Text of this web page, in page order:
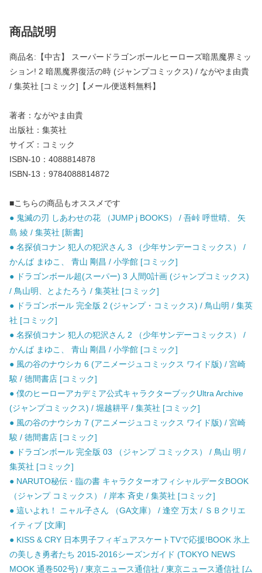
商品説明
商品名:【中古】 スーパードラゴンボールヒーローズ暗黒魔界ミッ
ション! 2 暗黒魔界復活の時 (ジャンプコミックス) / ながやま由貴
/ 集英社 [コミック]【メール便送料無料】
著者：ながやま由貴
出版社：集英社
サイズ：コミック
ISBN-10：4088814878
ISBN-13：9784088814872
■こちらの商品もオススメです
● 鬼滅の刃 しあわせの花 （JUMP j BOOKS） / 吾峠 呼世晴、 矢
島 綾 / 集英社 [新書]
● 名探偵コナン 犯人の犯沢さん 3 （少年サンデーコミックス） /
かんば まゆこ、 青山 剛昌 / 小学館 [コミック]
● ドラゴンボール超(スーパー) 3 人間0計画 (ジャンプコミックス)
/ 鳥山明、とよたろう / 集英社 [コミック]
● ドラゴンボール 完全版 2 (ジャンプ・コミックス) / 鳥山明 / 集英
社 [コミック]
● 名探偵コナン 犯人の犯沢さん 2 （少年サンデーコミックス） /
かんば まゆこ、 青山 剛昌 / 小学館 [コミック]
● 風の谷のナウシカ 6 (アニメージュコミックス ワイド版) / 宮崎
駿 / 徳間書店 [コミック]
● 僕のヒーローアカデミア公式キャラクターブックUltra Archive
(ジャンプコミックス) / 堀越耕平 / 集英社 [コミック]
● 風の谷のナウシカ 7 (アニメージュコミックス ワイド版) / 宮崎
駿 / 徳間書店 [コミック]
● ドラゴンボール 完全版 03 （ジャンプ コミックス） / 鳥山 明 /
集英社 [コミック]
● NARUTO秘伝・臨の書 キャラクターオフィシャルデータBOOK
（ジャンプ コミックス） / 岸本 斉史 / 集英社 [コミック]
● 這いよれ！ ニャル子さん （GA文庫） / 逢空 万太 / ＳＢクリエ
イティブ [文庫]
● KISS & CRY 日本男子フィギュアスケートTVで応援!BOOK 氷上
の美しき勇者たち 2015-2016シーズンガイド (TOKYO NEWS
MOOK 通巻502号) / 東京ニュース通信社 / 東京ニュース通信社 [ム